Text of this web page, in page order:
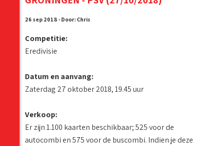
26 sep 2018 - Door: Chris
Competitie:
Eredivisie
Datum en aanvang:
Zaterdag 27 oktober 2018, 19.45 uur
Verkoop:
Er zijn 1.100 kaarten beschikbaar; 525 voor de
autocombi en 575 voor de buscombi. Indien je deze